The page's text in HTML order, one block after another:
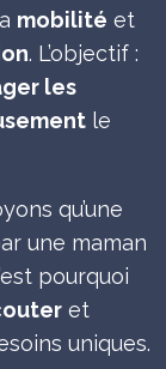
mobilité et
. L’objectif :
les
le
qu’une
une maman
pourquoi
et
uniques.